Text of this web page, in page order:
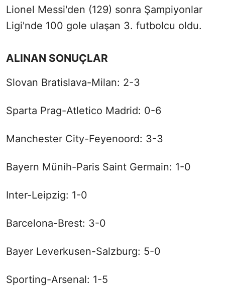
Lionel Messi'den (129) sonra Şampiyonlar
Ligi'nde 100 gole ulaşan 3. futbolcu oldu.
ALINAN SONUÇLAR
Slovan Bratislava-Milan: 2-3
Sparta Prag-Atletico Madrid: 0-6
Manchester City-Feyenoord: 3-3
Bayern Münih-Paris Saint Germain: 1-0
Inter-Leipzig: 1-0
Barcelona-Brest: 3-0
Bayer Leverkusen-Salzburg: 5-0
Sporting-Arsenal: 1-5